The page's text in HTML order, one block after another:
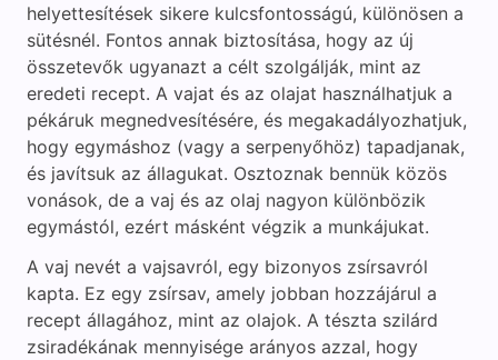
helyettesítések sikere kulcsfontosságú, különösen a
sütésnél. Fontos annak biztosítása, hogy az új
összetevők ugyanazt a célt szolgálják, mint az
eredeti recept. A vajat és az olajat használhatjuk a
pékáruk megnedvesítésére, és megakadályozhatjuk,
hogy egymáshoz (vagy a serpenyőhöz) tapadjanak,
és javítsuk az állagukat. Osztoznak bennük közös
vonások, de a vaj és az olaj nagyon különbözik
egymástól, ezért másként végzik a munkájukat.
A vaj nevét a vajsavról, egy bizonyos zsírsavról
kapta. Ez egy zsírsav, amely jobban hozzájárul a
recept állagához, mint az olajok. A tészta szilárd
zsiradékának mennyisége arányos azzal, hogy